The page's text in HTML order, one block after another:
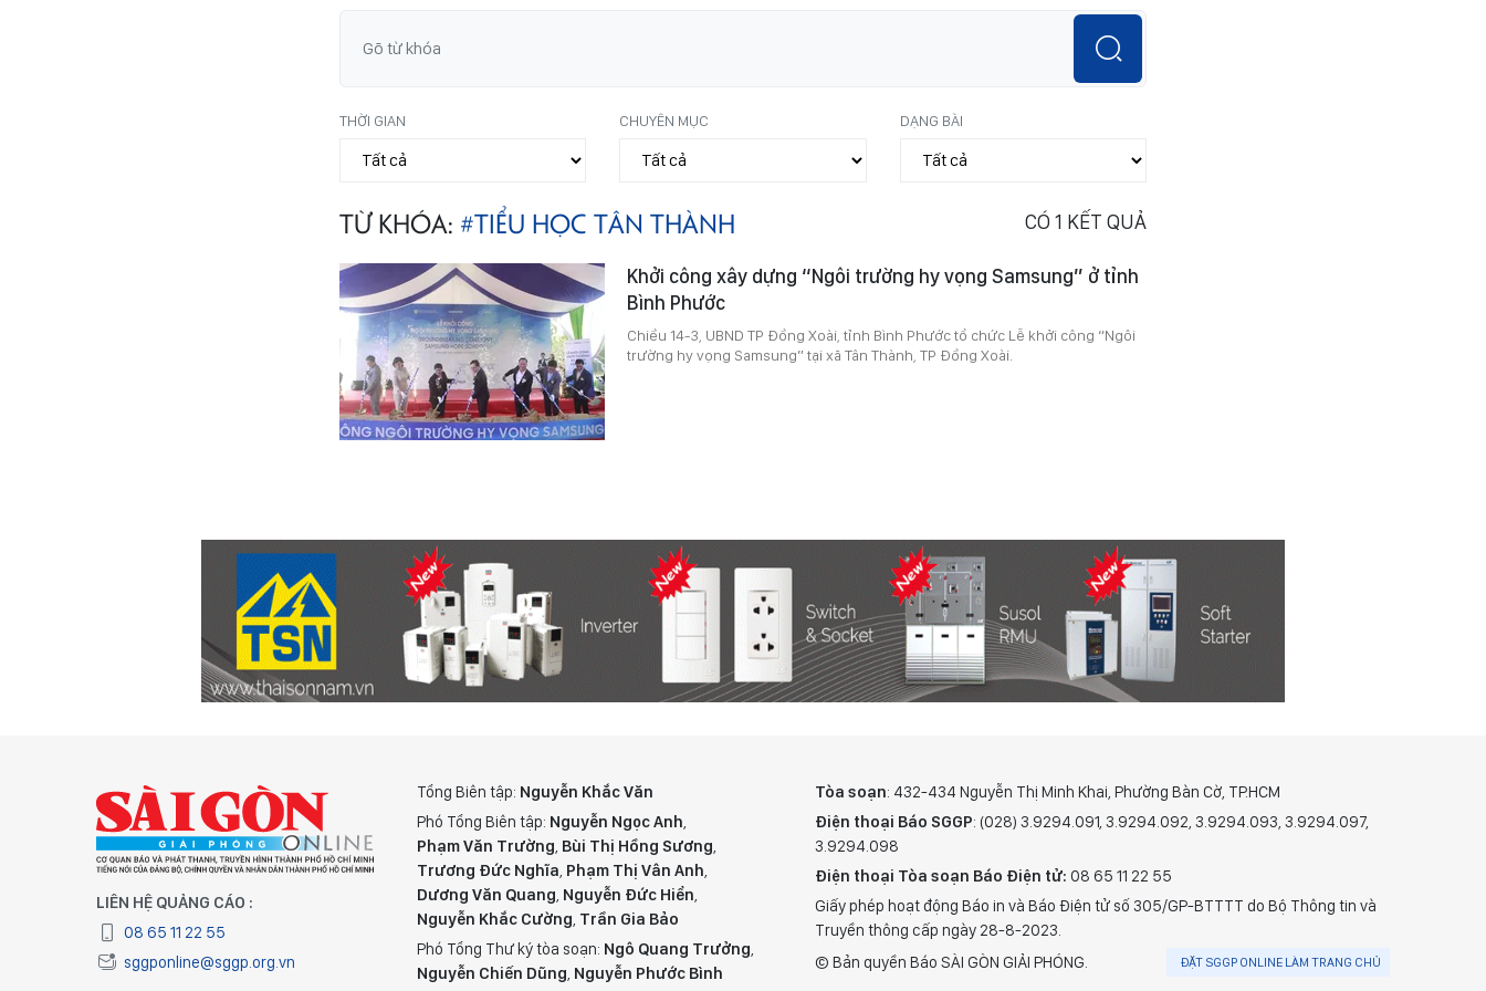
THỜI GIAN CHUYÊN MỤC DẠNG BÀI
TỪ KHÓA: #TIỂU HỌC TÂN THÀNH CÓ 1 KẾT QUẢ
Khởi công xây dựng “Ngôi trường hy vọng Samsung” ở tỉnh
Bình Phước
Chiều 14-3, UBND TP Đồng Xoài, tỉnh Bình Phước tổ chức Lễ khởi công “Ngôi
trường hy vọng Samsung” tại xã Tân Thành, TP Đồng Xoài.
LIÊN HỆ QUẢNG CÁO :
08 65 11 22 55
sggponline@sggp.org.vn
Tổng Biên tập: Nguyễn Khắc Văn
Phó Tổng Biên tập: Nguyễn Ngọc Anh,
Phạm Văn Trường, Bùi Thị Hồng Sương,
Trương Đức Nghĩa, Phạm Thị Vân Anh,
Dương Văn Quang, Nguyễn Đức Hiển,
Nguyễn Khắc Cường, Trần Gia Bảo
Phó Tổng Thư ký tòa soạn: Ngô Quang Trưởng,
Nguyễn Chiến Dũng, Nguyễn Phước Bình
Tòa soạn: 432-434 Nguyễn Thị Minh Khai, Phường Bàn Cờ, TP.HCM
Điện thoại Báo SGGP: (028) 3.9294.091, 3.9294.092, 3.9294.093, 3.9294.097,
3.9294.098
Điện thoại Tòa soạn Báo Điện tử: 08 65 11 22 55
Giấy phép hoạt động Báo in và Báo Điện tử số 305/GP-BTTTT do Bộ Thông tin và
Truyền thông cấp ngày 28-8-2023.
© Bản quyền Báo SÀI GÒN GIẢI PHÓNG.
ĐẶT SGGP ONLINE LÀM TRANG CHỦ